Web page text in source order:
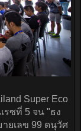
Super Eco
รซที่ 5 จน "ธง
ยเลข 99 ดนุวัศ